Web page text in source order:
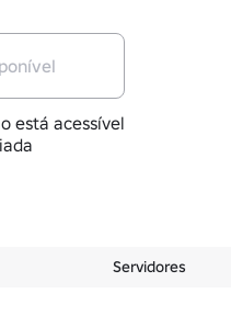
está acessível
Servidores